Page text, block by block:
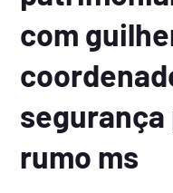
com
rumo ms